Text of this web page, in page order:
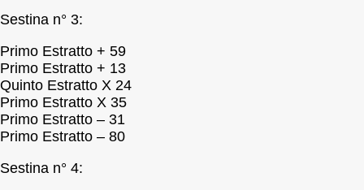
Sestina n° 3:
Primo Estratto + 59
Primo Estratto + 13
Quinto Estratto X 24
Primo Estratto X 35
Primo Estratto – 31
Primo Estratto – 80
Sestina n° 4: